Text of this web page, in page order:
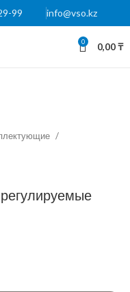
99 info@vso.kz
0 0,00₸